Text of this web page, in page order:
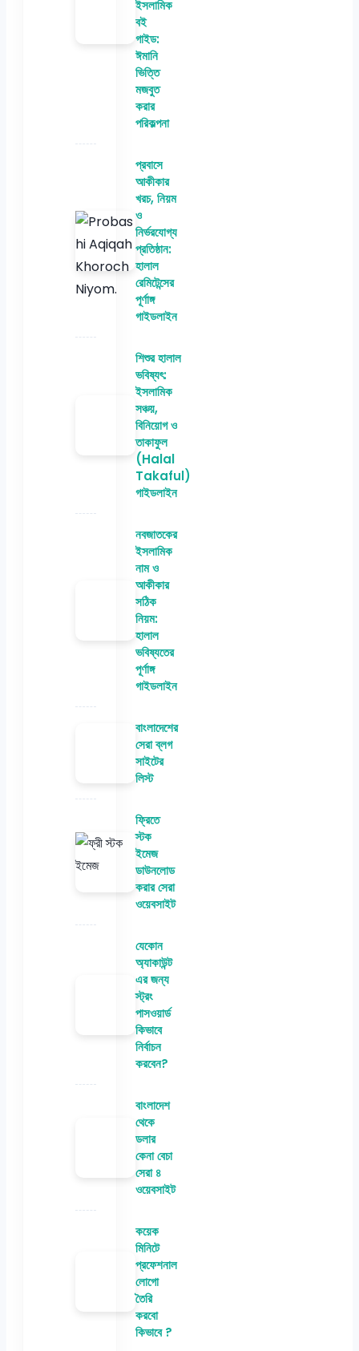
ইসলামিক
বই
গাইড:
ঈমানি
ভিত্তি
মজবুত
করার
পরিকল্পনা
প্রবাসে
আকীকার
খরচ, নিয়ম
ও
নির্ভরযোগ্য
প্রতিষ্ঠান:
হালাল
রেমিটেন্সের
পূর্ণাঙ্গ
গাইডলাইন
শিশুর হালাল
ভবিষ্যৎ:
ইসলামিক
সঞ্চয়,
বিনিয়োগ ও
তাকাফুল
(Halal
Takaful)
গাইডলাইন
নবজাতকের
ইসলামিক
নাম ও
আকীকার
সঠিক
নিয়ম:
হালাল
ভবিষ্যতের
পূর্ণাঙ্গ
গাইডলাইন
বাংলাদেশের
সেরা ব্লগ
সাইটের
লিস্ট
ফ্রিতে
স্টক
ইমেজ
ডাউনলোড
করার সেরা
ওয়েবসাইট
যেকোন
অ্যাকাউন্ট
এর জন্য
স্ট্রং
পাসওয়ার্ড
কিভাবে
নির্বাচন
করবেন?
বাংলাদেশ
থেকে
ডলার
কেনা বেচা
সেরা ৪
ওয়েবসাইট
কয়েক
মিনিটে
প্রফেশনাল
লোগো
তৈরি
করবো
কিভাবে ?